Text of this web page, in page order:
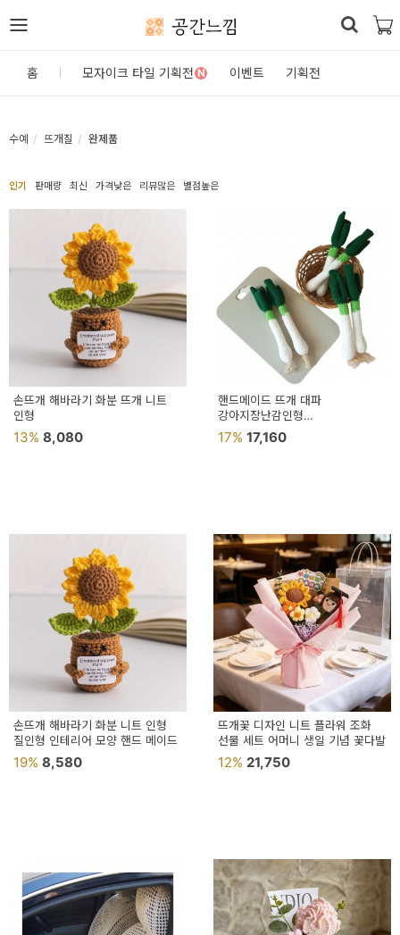
공간느낌
카
자
재/
용
품
침
소
품
그
커
홈 모자이크 타일 기획전 N 이벤트 기획전
수예 뜨개질 완제품
인기 판매량 최신 가격낮은 리뷰많은 별점높은
손뜨개 해바라기 화분 뜨개 니트
인형
13% 8,080
핸드메이드 뜨개 대파
강아지장난감인형
강아지뜨개장난감
17% 17,160
손뜨개 해바라기 화분 니트 인형
질인형 인테리어 모양 핸드 메이드
19% 8,580
뜨개꽃 디자인 니트 플라워 조화
선물 세트 어머니 생일 기념 꽃다발
12% 21,750